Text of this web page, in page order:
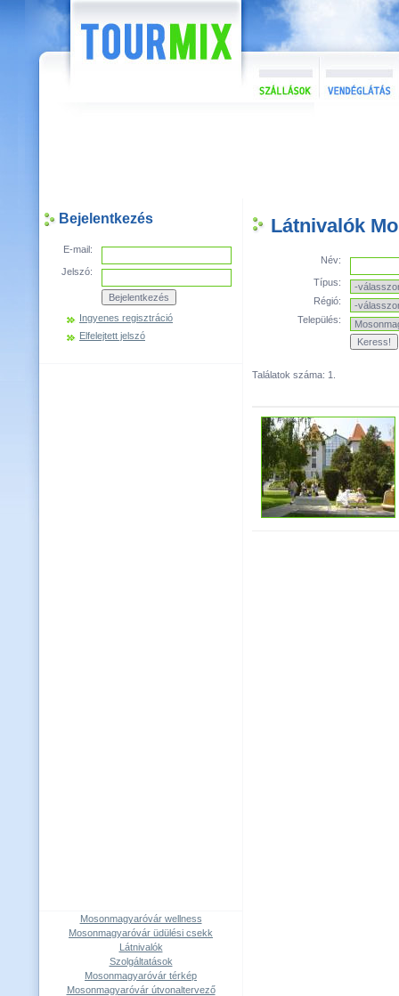
Bejelentkezés
E-mail:
Jelszó:
Ingyenes regisztráció
Elfelejtett jelszó
Mosonmagyaróvár wellness
Mosonmagyaróvár üdülési csekk
Látnivalók
Szolgáltatások
Mosonmagyaróvár térkép
Mosonmagyaróvár útvonaltervező
Látnivalók
Név:
Típus:
Régió:
Település:
Találatok száma: 1.